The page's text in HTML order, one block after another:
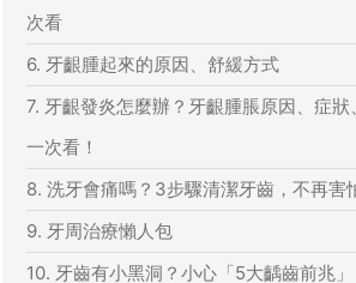
次看
6. 牙齦腫起來的原因、舒緩方式
7. 牙齦發炎怎麼辦？牙齦腫脹原因、症
一次看！
8. 洗牙會痛嗎？3步驟清潔牙齒，不再害
9. 牙周治療懶人包
10. 牙齒有小黑洞？小心「5大齲齒前兆